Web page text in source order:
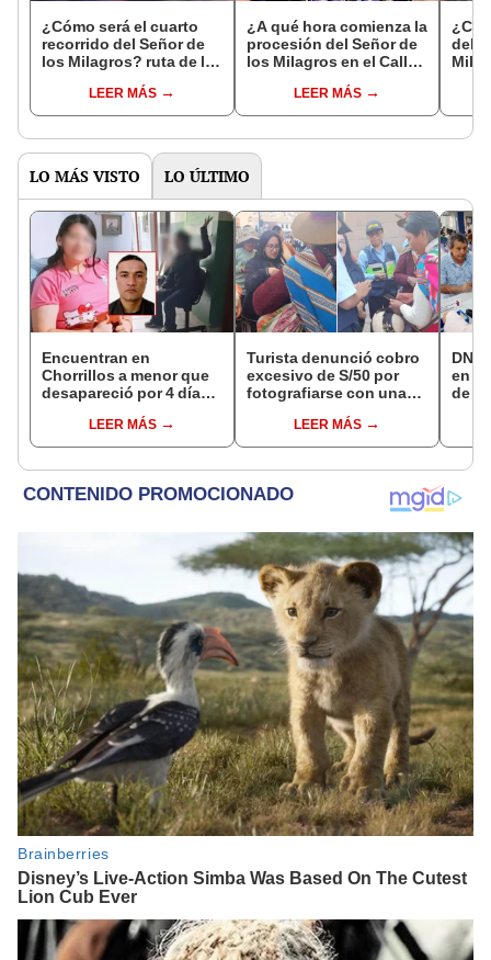
¿Cómo será el cuarto
recorrido del Señor de
los Milagros? ruta de la
LEER MÁS
¿A qué hora comienza la
procesión del Señor de
los Milagros en el Callao
octubre?LEER MÁS
del
por
LO MÁS VISTO LO ÚLTIMO
Encuentran en
Chorrillos a menor que
desapareció por 4 días
sujeto que conoció en
Roblox: PNP busca al
LEER MÁS
Turista denunció cobro
excesivo de S/50 por
fotografiarse con una
serenazgo recuperó el
dinero
LEER MÁS
DNI
en
de